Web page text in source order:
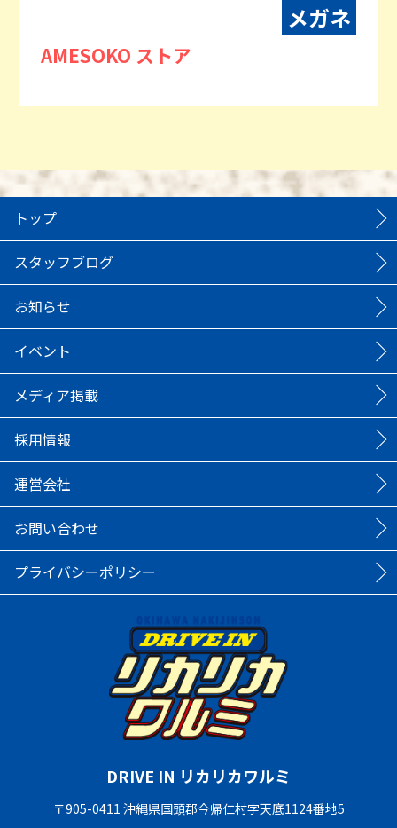
メガネ
AMESOKO ストア
トップ
スタッフブログ
お知らせ
イベント
メディア掲載
採用情報
運営会社
お問い合わせ
プライバシーポリシー
DRIVE IN リカリカワルミ
〒905-0411 沖縄県国頭郡今帰仁村字天底1124番地5